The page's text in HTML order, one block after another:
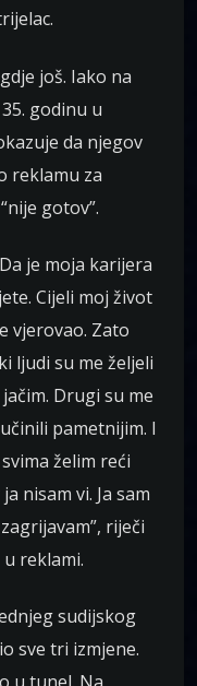
još. Iako na
godinu u
da njegov
reklamu za
gotov”.
je moja karijera
Cijeli moj život
vjerovao. Zato
ljudi su me željeli
Drugi su me
pametnijim. I
želim reći
nisam vi. Ja sam
riječi
reklami.
sudijskog
sve tri izmjene.